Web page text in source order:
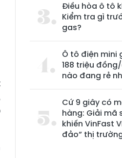
Điều hòa ô tô
Kiểm tra gì
gas?
Ô tô điện mini
188 triệu
nào đang rẻ
Cứ 9 giây có
hàng: Giải mã
khiến VinFast
đảo” thị